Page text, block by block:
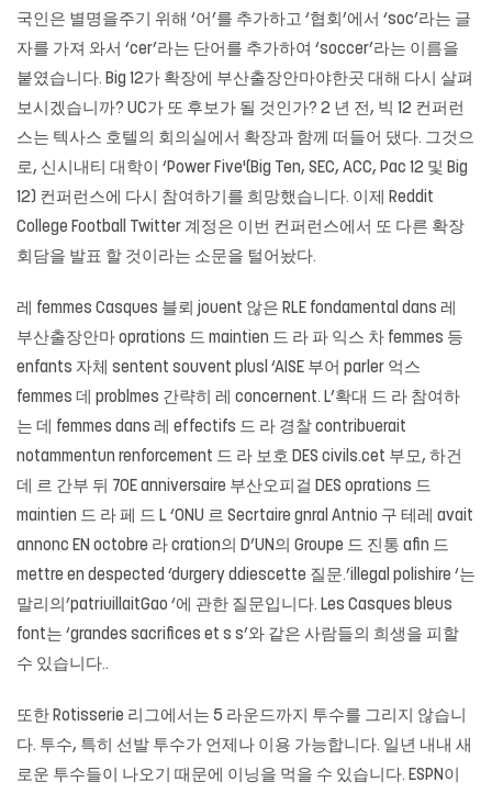
국인은 별명을주기 위해 ‘어’를 추가하고 ‘협회’에서 ‘soc’라는 글
자를 가져 와서 ‘cer’라는 단어를 추가하여 ‘soccer’라는 이름을
붙였습니다. Big 12가 확장에 부산출장안마야한곳 대해 다시 살펴
보시겠습니까? UC가 또 후보가 될 것인가? 2 년 전, 빅 12 컨퍼런
스는 텍사스 호텔의 회의실에서 확장과 함께 떠들어 댔다. 그것으
로, 신시내티 대학이 ‘Power Five'(Big Ten, SEC, ACC, Pac 12 및 Big
12) 컨퍼런스에 다시 참여하기를 희망했습니다. 이제 Reddit
College Football Twitter 계정은 이번 컨퍼런스에서 또 다른 확장
회담을 발표 할 것이라는 소문을 털어놨다.
레 femmes Casques 블뢰 jouent 않은 RLE fondamental dans 레
부산출장안마 oprations 드 maintien 드 라 파 익스 차 femmes 등
enfants 자체 sentent souvent plusl ‘AISE 부어 parler 억스
femmes 데 problmes 간략히 레 concernent. L’확대 드 라 참여하
는 데 femmes dans 레 effectifs 드 라 경찰 contribuerait
notammentun renforcement 드 라 보호 DES civils.cet 부모, 하건
데 르 간부 뒤 70E anniversaire 부산오피걸 DES oprations 드
maintien 드 라 페 드 L ‘ONU 르 Secrtaire gnral Antnio 구 테레 avait
annonc EN octobre 라 cration의 D’UN의 Groupe 드 진통 afin 드
mettre en despected ‘durgery ddiescette 질문.’illegal polishire ‘는
말리의’patriuillaitGao ‘에 관한 질문입니다. Les Casques bleus
font는 ‘grandes sacrifices et s s’와 같은 사람들의 희생을 피할
수 있습니다..
또한 Rotisserie 리그에서는 5 라운드까지 투수를 그리지 않습니
다. 투수, 특히 선발 투수가 언제나 이용 가능합니다. 일년 내내 새
로운 투수들이 나오기 때문에 이닝을 먹을 수 있습니다. ESPN이